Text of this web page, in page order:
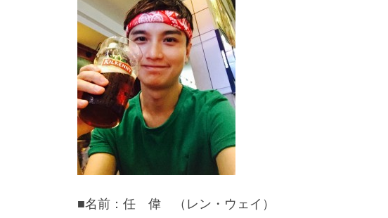
■名前：任 偉 （レン・ウェイ）